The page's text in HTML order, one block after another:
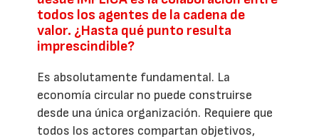
todos los agentes de la cadena de
valor. ¿Hasta qué punto resulta
imprescindible?
Es absolutamente fundamental. La
economía circular no puede construirse
desde una única organización. Requiere que
todos los actores compartan objetivos,